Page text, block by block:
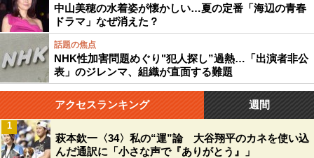
中山美穂の水着姿が懐かしい…夏の定番「海辺の青春
ドラマ」なぜ消えた？
話題の焦点
NHK性加害問題めぐり"犯人探し”過熱…「出演者非公
表」のジレンマ、組織が直面する難題
アクセスランキング 週間
萩本欽一〈34〉私の“運”論 大谷翔平のカネを使い込
んだ通訳に「小さな声で『ありがとう』」
1